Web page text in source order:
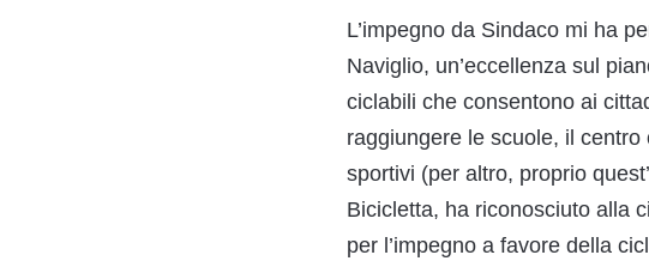
L’impegno da Sindaco mi ha
Naviglio, un’eccellenza sul
ciclabili che consentono ai
raggiungere le scuole, il
sportivi (per altro, proprio
Bicicletta, ha riconosciuto alla
per l’impegno a favore della